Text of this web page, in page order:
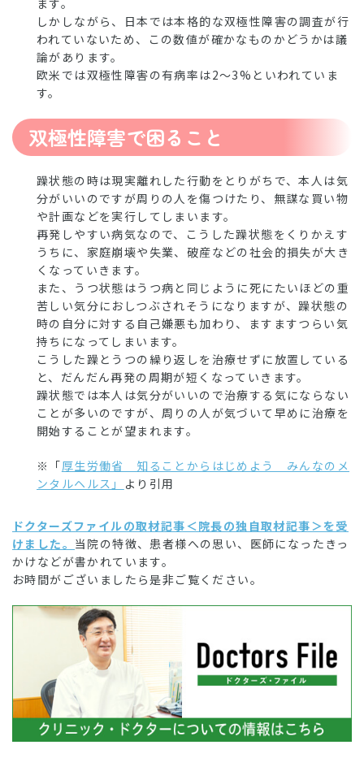
しかしながら、日本では本格的な双極性障害の調査が行
われていないため、この数値が確かなものかどうかは議
論があります。
欧米では双極性障害の有病率は2～3%といわれていま
す。
双極性障害で困ること
躁状態の時は現実離れした行動をとりがちで、本人は気
分がいいのですが周りの人を傷つけたり、無謀な買い物
や計画などを実行してしまいます。
再発しやすい病気なので、こうした躁状態をくりかえす
うちに、家庭崩壊や失業、破産などの社会的損失が大き
くなっていきます。
また、うつ状態はうつ病と同じように死にたいほどの重
苦しい気分におしつぶされそうになりますが、躁状態の
時の自分に対する自己嫌悪も加わり、ますますつらい気
持ちになってしまいます。
こうした躁とうつの繰り返しを治療せずに放置している
と、だんだん再発の周期が短くなっていきます。
躁状態では本人は気分がいいので治療する気にならない
ことが多いのですが、周りの人が気づいて早めに治療を
開始することが望まれます。
※「厚生労働省 知ることからはじめよう みんなのメ
ンタルヘルス」
より引用
ドクターズファイルの取材記事＜院長の独自取材記事＞を受
けました。 当院の特徴、患者様への思い、医師になったきっ
かけなどが書かれています。
お時間がございましたら是非ご覧ください。